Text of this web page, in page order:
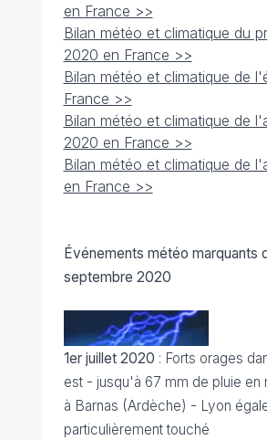
en France >>
Bilan météo et climatique du
2020 en France >>
Bilan météo et climatique de
France >>
Bilan météo et climatique de
2020 en France >>
Bilan météo et climatique de
en France >>
Événements météo marquants
septembre 2020
1er juillet 2020 : Forts orages
est - jusqu'à 67 mm de pluie en
à Barnas (Ardèche) - Lyon
particulièrement touché